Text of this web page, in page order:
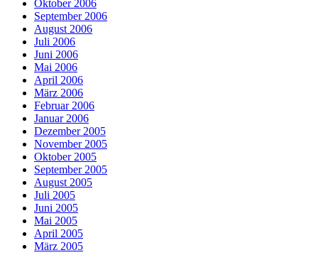
Oktober 2006
September 2006
August 2006
Juli 2006
Juni 2006
Mai 2006
April 2006
März 2006
Februar 2006
Januar 2006
Dezember 2005
November 2005
Oktober 2005
September 2005
August 2005
Juli 2005
Juni 2005
Mai 2005
April 2005
März 2005